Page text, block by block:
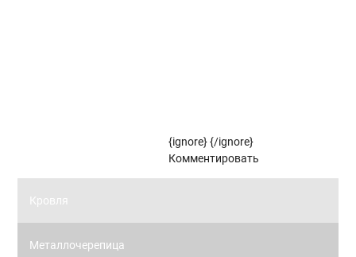
Кровля
Металлочерепица
{ignore}{/ignore}
Комментировать